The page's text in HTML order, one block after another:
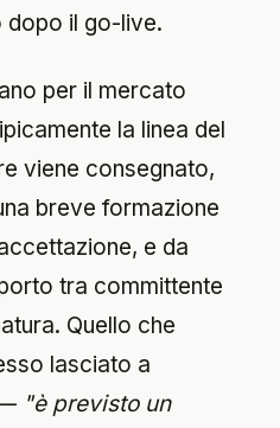
dopo il go-live.
per il mercato
la linea del
viene consegnato,
breve formazione
e da
tra committente
Quello che
lasciato a
"è previsto un